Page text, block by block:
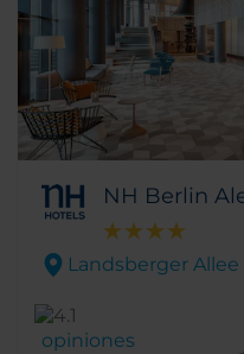
NH Berlin
Landsberger Allee
opiniones